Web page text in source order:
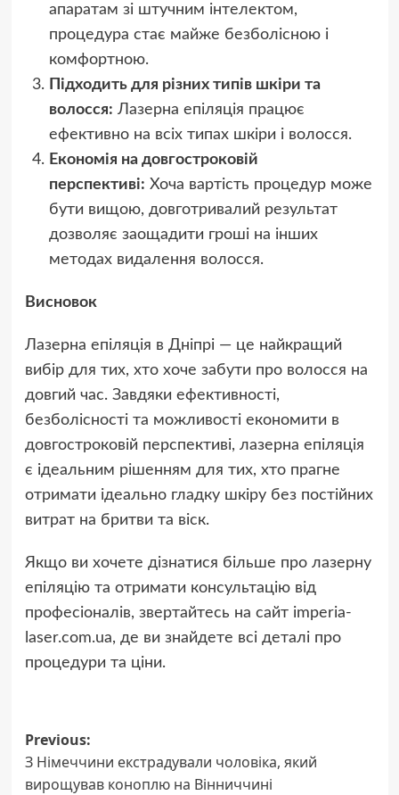
апаратам зі штучним інтелектом,
процедура стає майже безболісною і
комфортною.
Підходить для різних типів шкіри та
волосся: Лазерна епіляція працює
ефективно на всіх типах шкіри і волосся.
Економія на довгостроковій
перспективі: Хоча вартість процедур може
бути вищою, довготривалий результат
дозволяє заощадити гроші на інших
методах видалення волосся.
Висновок
Лазерна епіляція в Дніпрі — це найкращий
вибір для тих, хто хоче забути про волосся на
довгий час. Завдяки ефективності,
безболісності та можливості економити в
довгостроковій перспективі, лазерна епіляція
є ідеальним рішенням для тих, хто прагне
отримати ідеально гладку шкіру без постійних
витрат на бритви та віск.
Якщо ви хочете дізнатися більше про лазерну
епіляцію та отримати консультацію від
професіоналів, звертайтесь на сайт imperia-
laser.com.ua, де ви знайдете всі деталі про
процедури та ціни.
Post
navigation
Previous:
З Німеччини екстрадували чоловіка, який
вирощував коноплю на Вінниччині